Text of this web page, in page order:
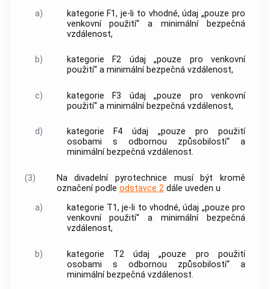
a)
kategorie F1, je-li to vhodné, údaj „pouze pro
venkovní použití“ a minimální bezpečná
vzdálenost,
b)
kategorie F2 údaj „pouze pro venkovní
použití“ a minimální bezpečná vzdálenost,
c)
kategorie F3 údaj „pouze pro venkovní
použití“ a minimální bezpečná vzdálenost,
d)
kategorie F4 údaj „pouze pro použití
osobami s odbornou způsobilostí“ a
minimální bezpečná vzdálenost.
(3) Nadivadelní pyrotechnice musí být kromě
označení podle odstavce 2dále uveden u
a)
kategorie T1, je-li to vhodné, údaj „pouze pro
venkovní použití“ a minimální bezpečná
vzdálenost,
b)
kategorie T2 údaj „pouze pro použití
osobami s odbornou způsobilostí“ a
minimální bezpečná vzdálenost.